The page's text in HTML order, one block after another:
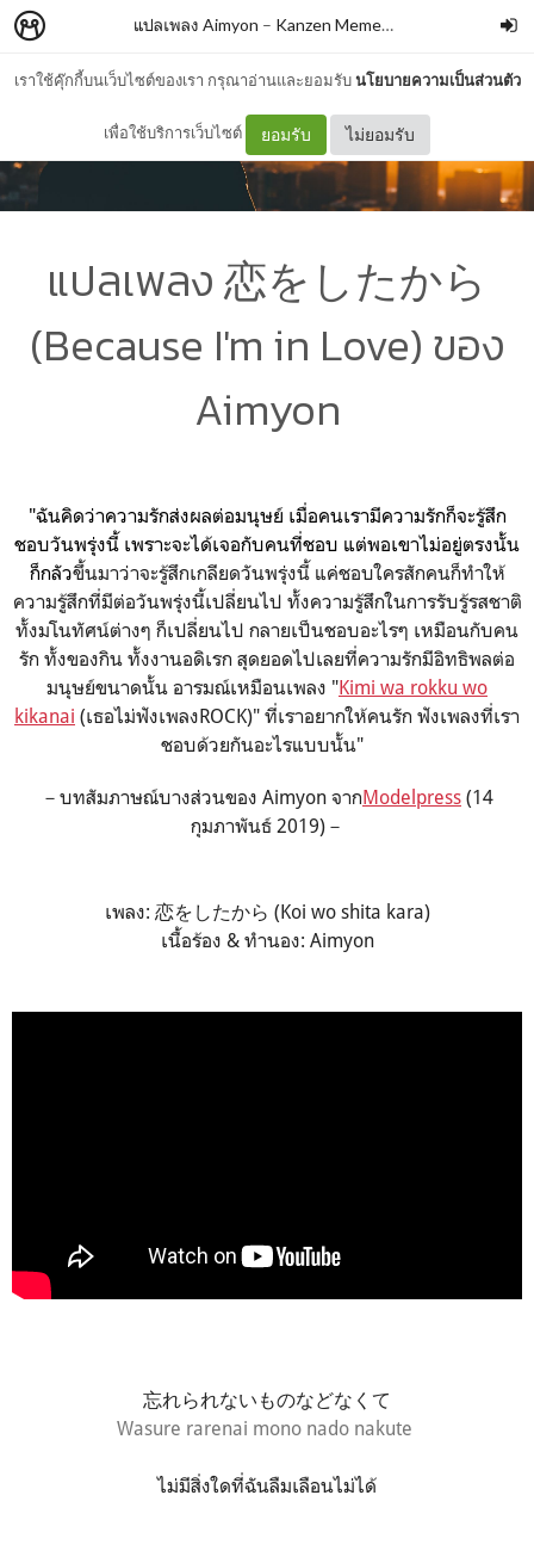
เราใช้คุ๊กกี้บนเว็บไซต์ของเรา กรุณาอ่านและยอมรับนโยบายความเป็นส่วนตัว
เพื่อใช้บริการเว็บไซต์ ยอมรับ ไม่ยอมรับ
แปลเพลง Aimyon – Kanzen Memeshe
แปลเพลง 恋をしたから
(Because I'm in Love) ของ
Aimyon
"ฉันคิดว่าความรักส่งผลต่อมนุษย์ เมื่อคนเรามีความรักก็จะรู้สึก
ชอบวันพรุ่งนี้ เพราะจะได้เจอกับคนที่ชอบ แต่พอเขาไม่อยู่ตรงนั้น
ก็กลัวขึ้นมาว่าจะรู้สึกเกลียดวันพรุ่งนี้ แค่ชอบใครสักคนก็ทำให้
ความรู้สึกที่มีต่อวันพรุ่งนี้เปลี่ยนไป ทั้งความรู้สึกในการรับรู้รสชาติ
ทั้งมโนทัศน์ต่างๆ ก็เปลี่ยนไป กลายเป็นชอบอะไรๆ เหมือนกับคน
รัก ทั้งของกิน ทั้งงานอดิเรก สุดยอดไปเลยที่ความรักมีอิทธิพลต่อ
มนุษย์ขนาดนั้น อารมณ์เหมือนเพลง "Kimi wa rokku wo
kikanai (เธอไม่ฟังเพลงROCK)" ที่เราอยากให้คนรัก ฟังเพลงที่เรา
ชอบด้วยกันอะไรแบบนั้น"
－บทสัมภาษณ์บางส่วนของ Aimyon จากModelpress (14
กุมภาพันธ์ 2019)－
เพลง: 恋をしたから (Koi wo shita kara)
เนื้อร้อง & ทำนอง: Aimyon
忘れられないものなどなくて
Wasure rarenai mono nado nakute
ไม่มีสิ่งใดที่ฉันลืมเลือนไม่ได้